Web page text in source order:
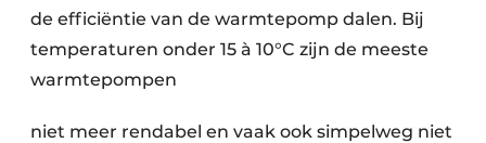
de efficiëntie van de warmtepomp dalen. Bij
temperaturen onder 15 à 10°C zijn de meeste
warmtepompen
niet meer rendabel en vaak ook simpelweg niet